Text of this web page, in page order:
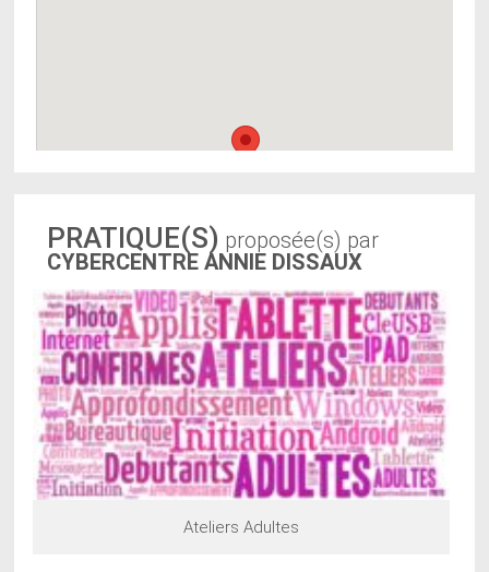
PRATIQUE(S) proposée(s) par
CYBERCENTRE ANNIE DISSAUX
Ateliers Adultes